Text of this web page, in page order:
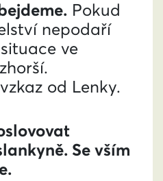
Pokud
nepodaří
ve
od Lenky.
Se vším